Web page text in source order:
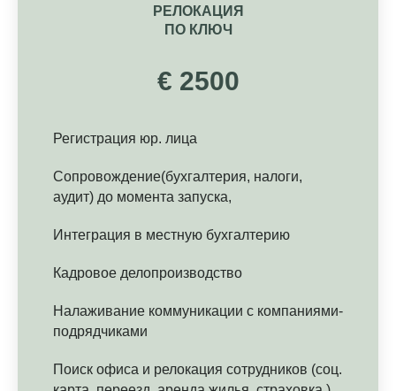
РЕЛОКАЦИЯ
ПО КЛЮЧ
€ 2500
Регистрация юр. лица
Сопровождение(бухгалтерия, налоги,
аудит) до момента запуска,
Интеграция в местную бухгалтерию
Кадровое делопроизводство
Налаживание коммуникации с компаниями-
подрядчиками
Поиск офиса и релокация сотрудников (соц.